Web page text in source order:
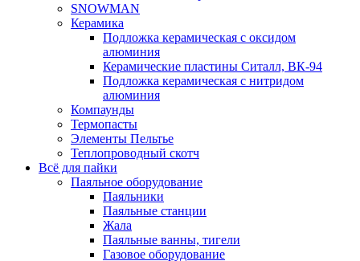
SNOWMAN
Керамика
Подложка керамическая с оксидом
алюминия
Керамические пластины Ситалл, ВК-94
Подложка керамическая с нитридом
алюминия
Компаунды
Термопасты
Элементы Пельтье
Теплопроводный скотч
Всё для пайки
Паяльное оборудование
Паяльники
Паяльные станции
Жала
Паяльные ванны, тигели
Газовое оборудование